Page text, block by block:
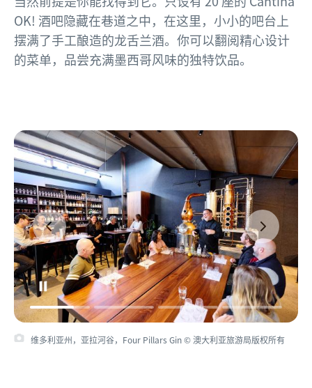
OK! 酒吧隐藏在巷道之中，在这里，小小的吧台上
摆满了手工酿造的龙舌兰酒。你可以翻阅精心设计
的菜单，品尝充满墨西哥风味的独特饮品。
维多利亚州，亚拉河谷，Four Pillars Gin © 澳大利亚旅游局版权所有